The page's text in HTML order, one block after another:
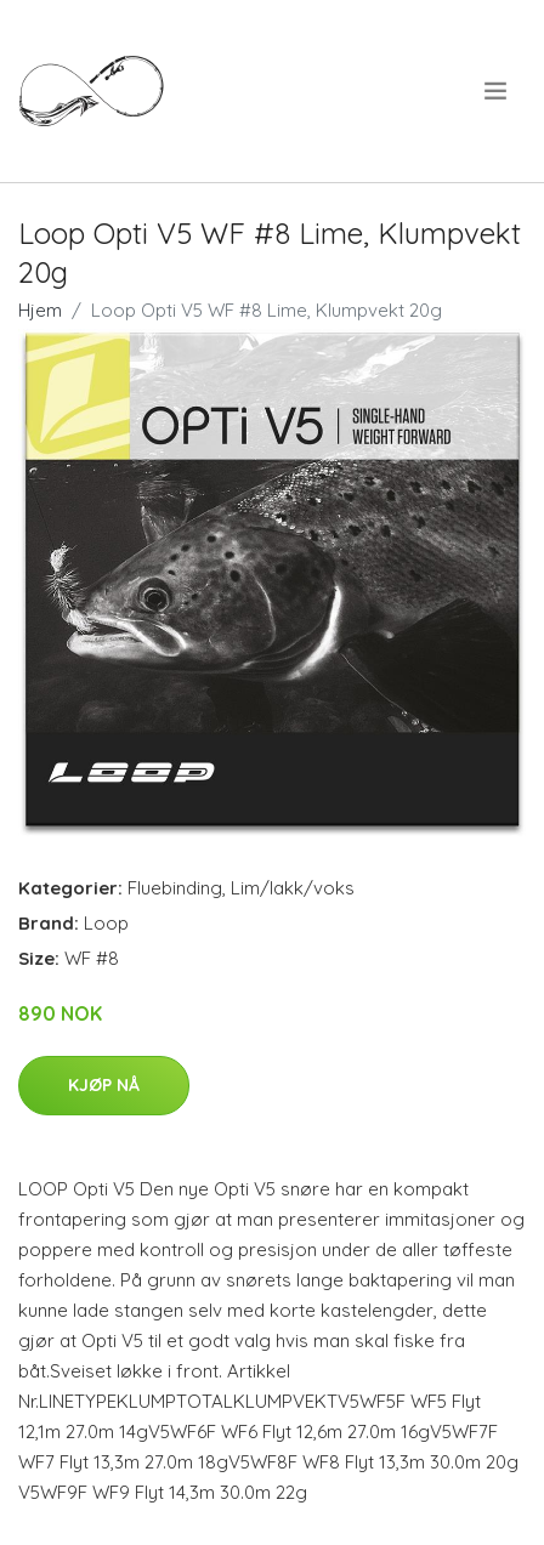
Loop Opti V5 WF #8 Lime, Klumpvekt
20g
Hjem Loop Opti V5 WF #8 Lime, Klumpvekt 20g
Kategorier: Fluebinding, Lim/lakk/voks
Brand: Loop
Size: WF #8
890 NOK
KJØP NÅ
LOOP Opti V5 Den nye Opti V5 snøre har en kompakt
frontapering som gjør at man presenterer immitasjoner og
poppere med kontroll og presisjon under de aller tøffeste
forholdene. På grunn av snørets lange baktapering vil man
kunne lade stangen selv med korte kastelengder, dette
gjør at Opti V5 til et godt valg hvis man skal fiske fra
båt.Sveiset løkke i front. Artikkel
Nr.LINETYPEKLUMPTOTALKLUMPVEKTV5WF5F WF5 Flyt
12,1m 27.0m 14gV5WF6F WF6 Flyt 12,6m 27.0m 16gV5WF7F
WF7 Flyt 13,3m 27.0m 18gV5WF8F WF8 Flyt 13,3m 30.0m 20g
V5WF9F WF9 Flyt 14,3m 30.0m 22g